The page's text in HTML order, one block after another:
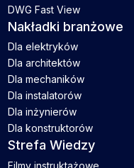
DWG Fast View
Nakładki branżowe
Dla elektryków
Dla architektów
Dla mechaników
Dla instalatorów
Dla inżynierów
Dla konstruktorów
Strefa Wiedzy
Filmy instruktażowe